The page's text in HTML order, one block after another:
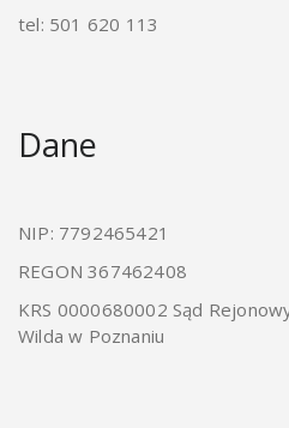
tel: 501 620 113
Dane
NIP: 7792465421
REGON 367462408
KRS 0000680002 Sąd
Wilda w Poznaniu